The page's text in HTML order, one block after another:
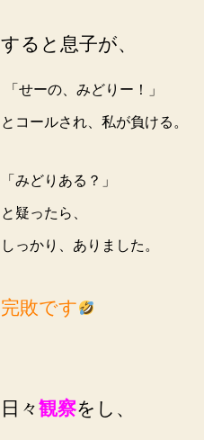
すると息子が、
「せーの、みどりー！」
とコールされ、私が負ける。
「みどりある？」
と疑ったら、
しっかり、 ありました。
完敗です
日々観察をし、